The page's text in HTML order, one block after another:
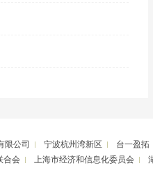
限公司 宁波杭州湾新区 台一盈拓
合会 上海市经济和信息化委员会